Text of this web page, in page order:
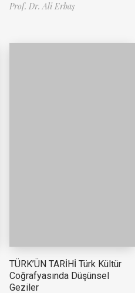
Prof. Dr. Ali Erbaş
TÜRK’ÜN TARİHİ Türk Kültür
Coğrafyasında Düşünsel
Geziler